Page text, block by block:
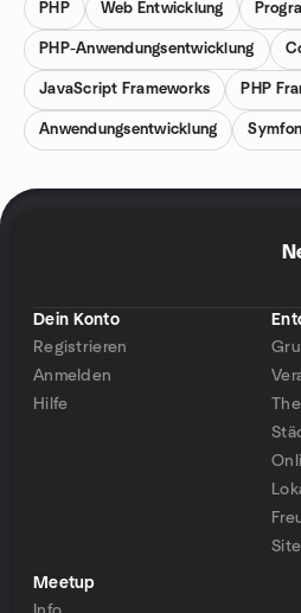
PHP Web Entwicklung
PHP-Anwendungsentwicklung
JavaScript Frameworks PHP
Anwendungsentwicklung
Dein Konto
Registrieren
Anmelden
Hilfe
Meetup